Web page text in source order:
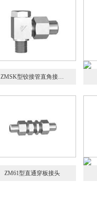
ZMSK型铰接管直角接…
ZM61型直通穿板接头